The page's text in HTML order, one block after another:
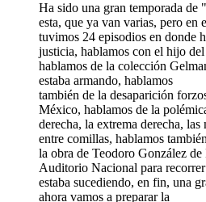
Ha sido una gran temporada
esta, que ya van varias, pero en
tuvimos 24 episodios en donde
justicia, hablamos con el hijo del
hablamos de la colección
estaba armando, hablamos
también de la desaparición
México, hablamos de la
derecha, la extrema derecha,
entre comillas, hablamos
la obra de Teodoro González
Auditorio Nacional para
estaba sucediendo, en fin, una
ahora vamos a preparar la